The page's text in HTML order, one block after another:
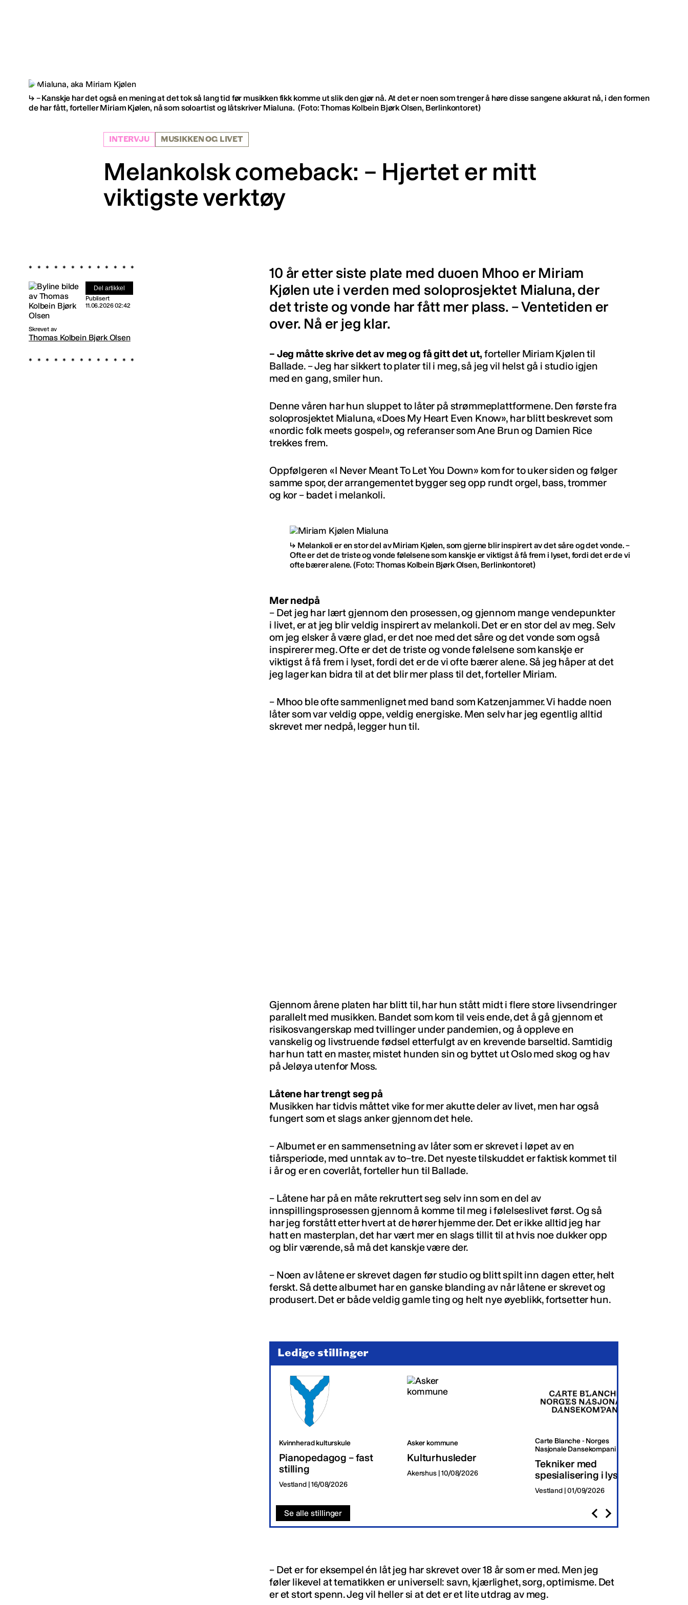
– Kanskje har det også en mening at det tok så lang tid før musikken fikk komme ut slik den gjør nå. At det er noen som trenger å høre disse sangene akkurat nå, i den formen
de har fått, forteller Miriam Kjølen, nå som soloartist og låtskriver Mialuna. (Foto: Thomas Kolbein Bjørk Olsen, Berlinkontoret)
INTERVJU MUSIKKEN OG LIVET
Melankolsk comeback: – Hjertet er mitt
viktigste verktøy
Del artikkel
Publisert
11.06.2026 02:42
Skrevet av
Thomas Kolbein Bjørk Olsen
10 år etter siste plate med duoen Mhoo er Miriam
Kjølen ute i verden med soloprosjektet Mialuna, der
det triste og vonde har fått mer plass. – Ventetiden er
over. Nå er jeg klar.
– Jeg måtte skrive det av meg og få gitt det ut,forteller Miriam Kjølen til
Ballade. –Jeg har sikkert to plater til i meg, så jeg vil helst gå i studio igjen
med en gang, smiler hun.
Denne våren har hun sluppet to låter på strømmeplattformene. Den første fra
soloprosjektet Mialuna, «Does My Heart Even Know», har blitt beskrevet som
«nordic folk meets gospel», og referanser som Ane Brun og Damien Rice
trekkes frem.
Oppfølgeren «I Never Meant To Let You Down» kom for to uker siden og følger
samme spor, der arrangementet bygger seg opp rundt orgel, bass, trommer
og kor – badet i melankoli.
Melankoli er en stor del avMiriam Kjølen, som gjerne blir inspirert av det såre og det vonde. –
Ofte er det de triste og vonde følelsene som kanskje er viktigst å få frem i lyset, fordi det er de vi
ofte bærer alene. (Foto: Thomas Kolbein Bjørk Olsen, Berlinkontoret)
Mer nedpå
– Det jeg har lært gjennom den prosessen, og gjennom mange vendepunkter
i livet, er at jeg blir veldig inspirert av melankoli. Det er en stor del av meg. Selv
om jeg elsker å være glad, er det noe med det såre og det vonde som også
inspirerer meg. Ofte er det de triste og vonde følelsene som kanskje er
viktigst å få frem i lyset, fordi det er de vi ofte bærer alene. Så jeg håper at det
jeg lager kan bidra til at det blir mer plass til det, forteller Miriam.
– Mhoo ble ofte sammenlignet med band som Katzenjammer. Vi hadde noen
låter som var veldig oppe, veldig energiske. Men selv har jeg egentlig alltid
skrevet mer nedpå, legger hun til.
Gjennom årene platen har blitt til, har hun stått midt i flere store livsendringer
parallelt med musikken. Bandet som kom til veis ende, det å gå gjennom et
risikosvangerskap med tvillinger under pandemien, og å oppleve en
vanskelig og livstruende fødsel etterfulgt av en krevende barseltid. Samtidig
har hun tatt en master, mistet hunden sin og byttet ut Oslo med skog og hav
på Jeløya utenfor Moss.
Låtene har trengt seg på
Musikken har tidvis måttet vike for mer akutte deler av livet, men har også
fungert som et slags anker gjennom det hele.
–Albumet er en sammensetning av låter som er skrevet i løpet av en
tiårsperiode, med unntak av to–tre. Det nyeste tilskuddet er faktisk kommet til
i år og er en coverlåt, forteller hun til Ballade.
– Låtene har på en måte rekruttert seg selv inn som en del av
innspillingsprosessen gjennom å komme til meg i følelseslivet først. Og så
har jeg forstått etter hvert at de hører hjemme der. Det er ikke alltid jeg har
hatt en masterplan, det har vært mer en slags tillit til at hvis noe dukker opp
og blir værende, så må det kanskje være der.
– Noen av låtene er skrevet dagen før studio og blitt spilt inn dagen etter, helt
ferskt. Så dette albumet har en ganske blanding av når låtene er skrevet og
produsert. Det er både veldig gamle ting og helt nye øyeblikk, fortsetter hun.
Ledige stillinger
Kvinnherad kulturskule
Pianopedagog – fast
stilling
Vestland | 16/08/2026
Asker kommune
Kulturhusleder
Akershus | 10/08/2026
Carte Blanche - Norges
Nasjonale Dansekompani
Tekniker med
spesialisering i lys
Vestland | 01/09/2026
Se alle stillinger
– Det er for eksempel én låt jeg har skrevet over 18 år som er med. Men jeg
føler likevel at tematikken er universell: savn, kjærlighet, sorg, optimisme. Det
er et stort spenn. Jeg vil heller si at det er et lite utdrag av meg.